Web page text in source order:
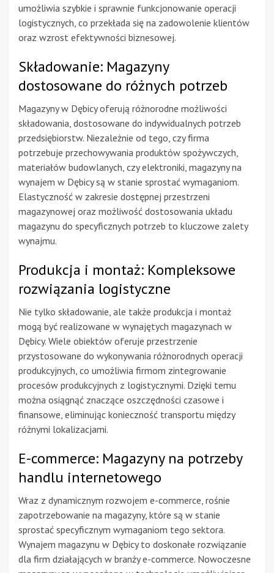
umożliwia szybkie i sprawnie funkcjonowanie operacji
logistycznych, co przekłada się na zadowolenie klientów
oraz wzrost efektywności biznesowej.
Składowanie: Magazyny
dostosowane do różnych potrzeb
Magazyny w Dębicy oferują różnorodne możliwości
składowania, dostosowane do indywidualnych potrzeb
przedsiębiorstw. Niezależnie od tego, czy firma
potrzebuje przechowywania produktów spożywczych,
materiałów budowlanych, czy elektroniki, magazyny na
wynajem w Dębicy są w stanie sprostać wymaganiom.
Elastyczność w zakresie dostępnej przestrzeni
magazynowej oraz możliwość dostosowania układu
magazynu do specyficznych potrzeb to kluczowe zalety
wynajmu.
Produkcja i montaż: Kompleksowe
rozwiązania logistyczne
Nie tylko składowanie, ale także produkcja i montaż
mogą być realizowane w wynajętych magazynach w
Dębicy. Wiele obiektów oferuje przestrzenie
przystosowane do wykonywania różnorodnych operacji
produkcyjnych, co umożliwia firmom zintegrowanie
procesów produkcyjnych z logistycznymi. Dzięki temu
można osiągnąć znaczące oszczędności czasowe i
finansowe, eliminując konieczność transportu między
różnymi lokalizacjami.
E-commerce: Magazyny na potrzeby
handlu internetowego
Wraz z dynamicznym rozwojem e-commerce, rośnie
zapotrzebowanie na magazyny, które są w stanie
sprostać specyficznym wymaganiom tego sektora.
Wynajem magazynu w Dębicy to doskonałe rozwiązanie
dla firm działających w branży e-commerce. Nowoczesne